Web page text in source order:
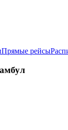
Прямые рейсы